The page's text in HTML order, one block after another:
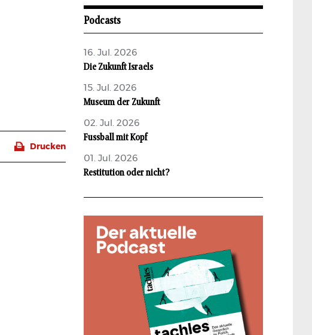
📠 Drucken
Podcasts
16. Jul. 2026
Die Zukunft Israels
15. Jul. 2026
Museum der Zukunft
02. Jul. 2026
Fussball mit Kopf
01. Jul. 2026
Restitution oder nicht?